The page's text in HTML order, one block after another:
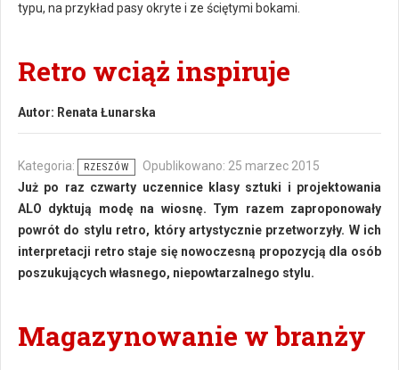
typu, na przykład pasy okryte i ze ściętymi bokami.
Retro wciąż inspiruje
Autor: Renata Łunarska
Kategoria: RZESZÓW
Opublikowano: 25 marzec 2015
Już po raz czwarty uczennice klasy sztuki i projektowania
ALO dyktują modę na wiosnę. Tym razem zaproponowały
powrót do stylu retro, który artystycznie przetworzyły. W ich
interpretacji retro staje się nowoczesną propozycją dla osób
poszukujących własnego, niepowtarzalnego stylu.
Magazynowanie w branży